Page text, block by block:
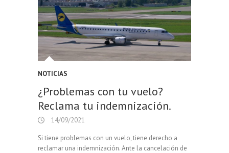
NOTICIAS
¿Problemas con tu vuelo?
Reclama tu indemnización.
14/09/2021
Si tiene problemas con un vuelo, tiene derecho a
reclamar una indemnización. Ante la cancelación de